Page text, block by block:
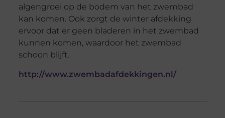
algengroei op de bodem van het zwembad
kan komen. Ook zorgt de winter afdekking
ervoor dat er geen bladeren in het zwembad
kunnen komen, waardoor het zwembad
schoon blijft.
http://www.zwembadafdekkingen.nl/